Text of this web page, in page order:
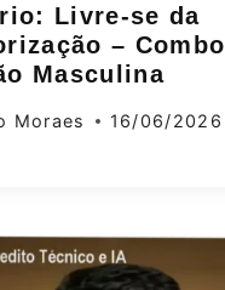
Livre-se da
– Combo
Masculina
Moraes 16/06/2026